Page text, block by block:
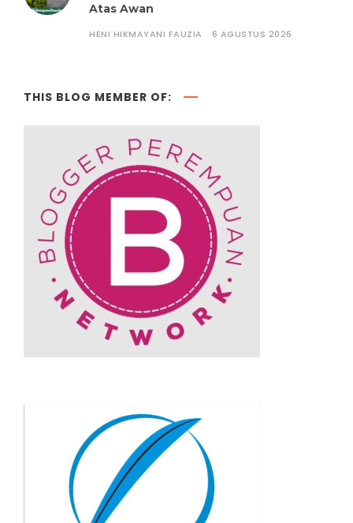
Atas Awan
HENI HIKMAYANI FAUZIA 6 AGUSTUS 2026
THIS BLOG MEMBER OF: